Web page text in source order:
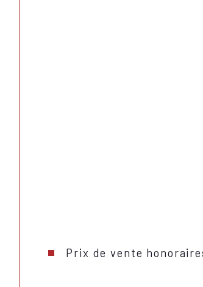
Prix de vente